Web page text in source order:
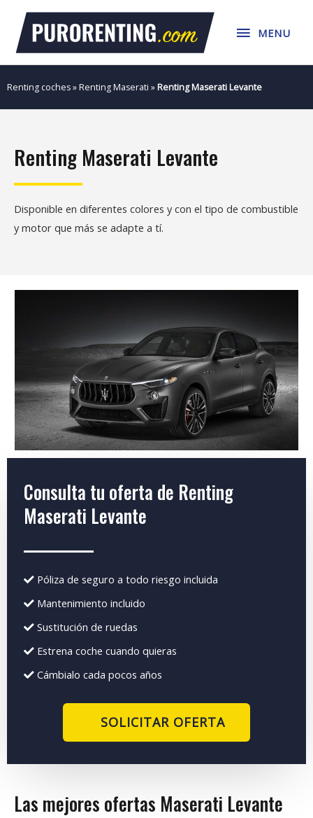
contenido
MENU
MENU
Renting coches»Renting Maserati »Renting Maserati Levante
Renting Maserati Levante
Disponible en diferentes colores y con el tipo de combustible
y motor que más se adapte a tí.
Consulta tu oferta de Renting
Maserati Levante
Póliza de seguro a todo riesgo incluida
Mantenimiento incluido
Sustitución de ruedas
Estrena coche cuando quieras
Cámbialo cada pocos años
SOLICITAR OFERTA
Las mejores ofertas Maserati Levante